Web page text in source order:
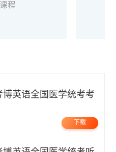
程
下载